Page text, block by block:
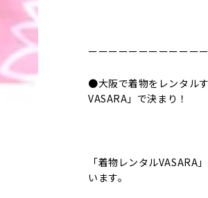
ーーーーーーーーーーー
●大阪で着物をレンタル
VASARA」で決まり！
「着物レンタルVASARA
います。